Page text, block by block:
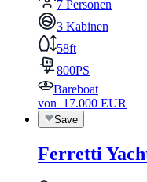
7 Personen
3 Kabinen
58ft
800PS
Bareboat
von 17.000 EUR
Save
Ferretti